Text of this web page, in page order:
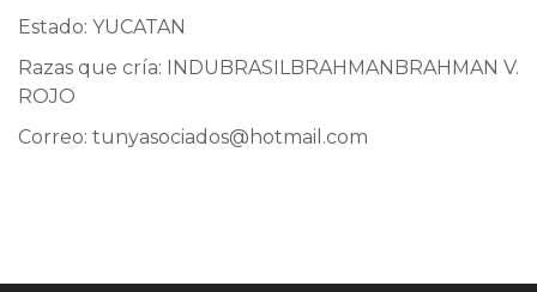
Estado: YUCATAN
Razas que cría: INDUBRASILBRAHMANBRAHMAN V.
ROJO
Correo: tunyasociados@hotmail.com